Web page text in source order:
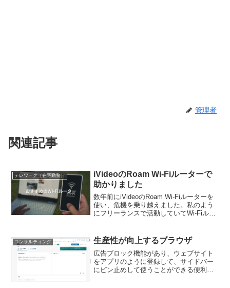
管理者
関連記事
テレワーク（在宅勤務）
iVideoのRoam Wi-Fiルーターで
助かりました
数年前にiVideoのRoam Wi-Fiルーターを
使い、危機を乗り越えました。私のよう
にフリーランスで活動していてWi-Fiルー
と願いを込めて書いています。プリペイ
ド...
コンサルティング 生産性が向上するブラウザ
広告ブロック機能があり、ウェブサイト
をアプリのように登録して、サイドバー
にピン止めして使うことができる便利な